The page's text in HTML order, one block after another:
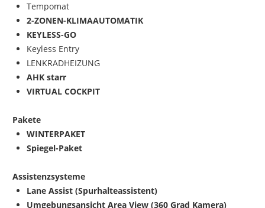
Tempomat
2-ZONEN-KLIMAAUTOMATIK
KEYLESS-GO
Keyless Entry
LENKRADHEIZUNG
AHK starr
VIRTUAL COCKPIT
Pakete
WINTERPAKET
Spiegel-Paket
Assistenzsysteme
Lane Assist (Spurhalteassistent)
Umgebungsansicht Area View (360 Grad Kamera)